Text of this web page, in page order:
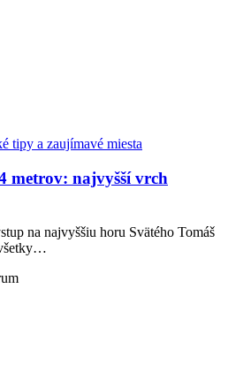
metrov: najvyšší vrch
na najvyššiu horu Svätého Tomáš